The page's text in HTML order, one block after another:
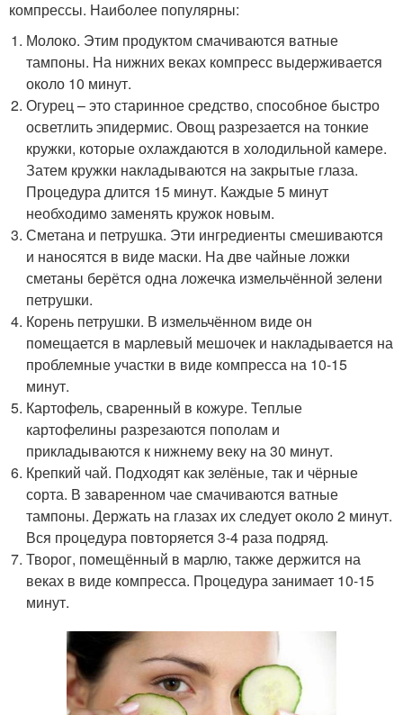
компрессы. Наиболее популярны:
Молоко. Этим продуктом смачиваются ватные
тампоны. На нижних веках компресс выдерживается
около 10 минут.
Огурец – это старинное средство, способное быстро
осветлить эпидермис. Овощ разрезается на тонкие
кружки, которые охлаждаются в холодильной камере.
Затем кружки накладываются на закрытые глаза.
Процедура длится 15 минут. Каждые 5 минут
необходимо заменять кружок новым.
Сметана и петрушка. Эти ингредиенты смешиваются
и наносятся в виде маски. На две чайные ложки
сметаны берётся одна ложечка измельчённой зелени
петрушки.
Корень петрушки. В измельчённом виде он
помещается в марлевый мешочек и накладывается на
проблемные участки в виде компресса на 10-15
минут.
Картофель, сваренный в кожуре. Теплые
картофелины разрезаются пополам и
прикладываются к нижнему веку на 30 минут.
Крепкий чай. Подходят как зелёные, так и чёрные
сорта. В заваренном чае смачиваются ватные
тампоны. Держать на глазах их следует около 2 минут.
Вся процедура повторяется 3-4 раза подряд.
Творог, помещённый в марлю, также держится на
веках в виде компресса. Процедура занимает 10-15
минут.